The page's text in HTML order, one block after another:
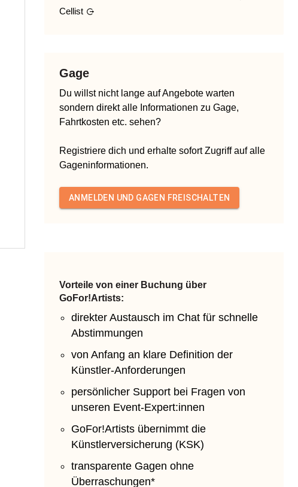
Cellist
Gage
Du willst nicht lange auf Angebote warten
sondern direkt alle Informationen zu Gage,
Fahrtkosten etc. sehen?
Registriere dich und erhalte sofort Zugriff auf alle
Gageninformationen.
ANMELDEN UND GAGEN FREISCHALTEN
Vorteile von einer Buchung über
GoFor!Artists:
direkter Austausch im Chat für schnelle
Abstimmungen
von Anfang an klare Definition der
Künstler-Anforderungen
persönlicher Support bei Fragen von
unseren Event-Expert:innen
GoFor!Artists übernimmt die
Künstlerversicherung (KSK)
transparente Gagen ohne
Überraschungen*